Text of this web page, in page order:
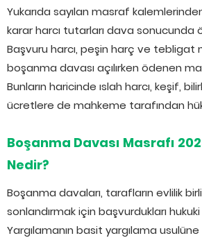
Yukarıda sayılan masraf
karar harcı tutarları dava sonucunda
Başvuru harcı, peşin harç ve tebligat
boşanma davası açılırken ödenen
Bunların haricinde ıslah harcı, keşif,
ücretlere de mahkeme tarafından
Boşanma Davası Masrafı
Nedir?
Boşanma davaları, tarafların evlilik
sonlandırmak için başvurdukları
Yargılamanın basit yargılama